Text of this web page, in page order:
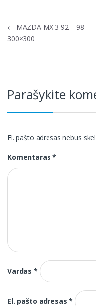
Navigacija
tarp
įrašų
← MAZDA MX 3 92 – 98-
300×300
Parašykite
El. pašto adresas nebus
Komentaras*
Vardas*
El. pašto adresas*